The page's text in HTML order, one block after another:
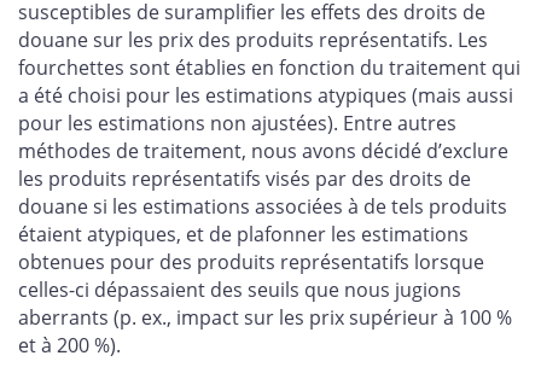
susceptibles de suramplifier les effets des droits de
douane sur les prix des produits représentatifs. Les
fourchettes sont établies en fonction du traitement qui
a été choisi pour les estimations atypiques (mais aussi
pour les estimations non ajustées). Entre autres
méthodes de traitement, nous avons décidé d’exclure
les produits représentatifs visés par des droits de
douane si les estimations associées à de tels produits
étaient atypiques, et de plafonner les estimations
obtenues pour des produits représentatifs lorsque
celles-ci dépassaient des seuils que nous jugions
aberrants (p. ex., impact sur les prix supérieur à 100 %
et à 200 %).